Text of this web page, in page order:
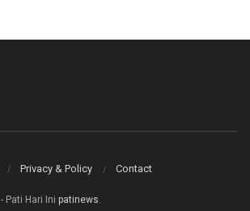
Privacy & Policy Contact
- Pati Hari Ini patinews